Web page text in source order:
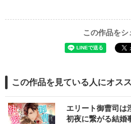
この作品をシ
この作品を見ている人にオス
エリート御曹司は
初夜に繋がる結婚